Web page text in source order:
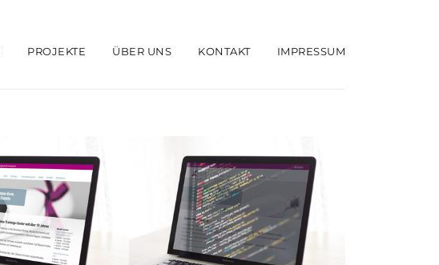
PROJEKTE ÜBER UNS KONTAKT IMPRESSUM